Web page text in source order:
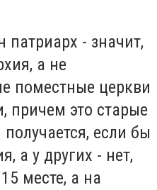
патриарх - значит,
а не
поместные церкви
причем это старые
если бы
а у других - нет,
месте, а на